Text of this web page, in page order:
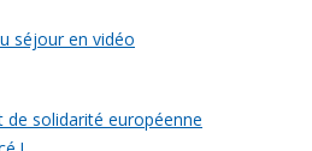
séjour en vidéo
solidarité européenne